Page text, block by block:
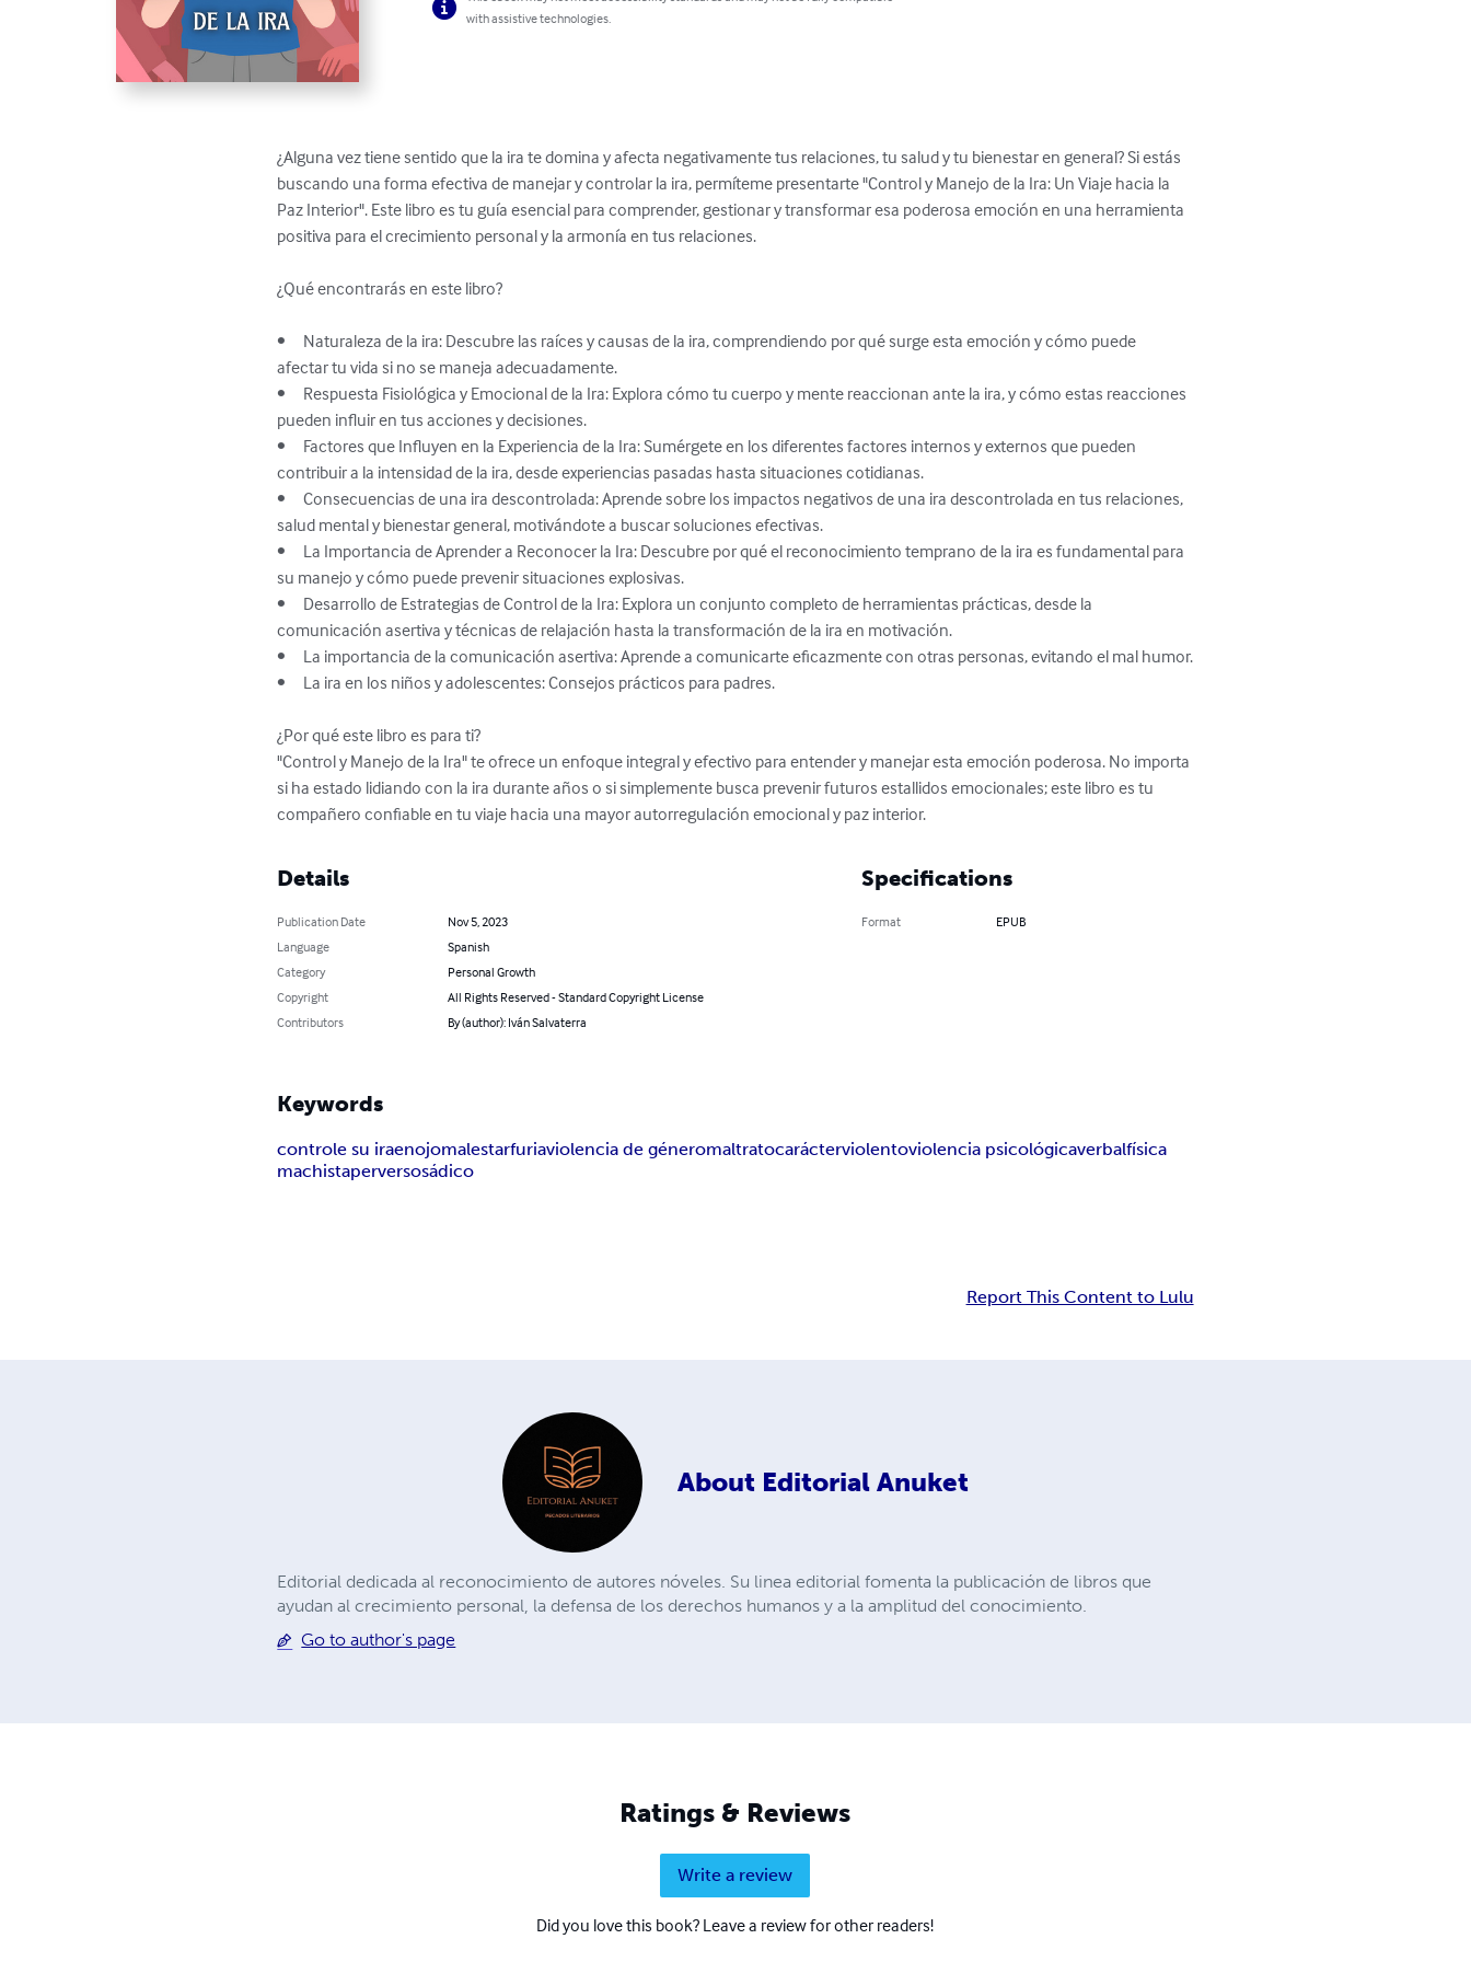
with assistive technologies.
¿Alguna vez tiene sentido que la ira te domina y afecta negativamente tus relaciones, tu salud y tu bienestar en general? Si estás
buscando una forma efectiva de manejar y controlar la ira, permíteme presentarte "Control y Manejo de la Ira: Un Viaje hacia la
Paz Interior". Este libro es tu guía esencial para comprender, gestionar y transformar esa poderosa emoción en una herramienta
positiva para el crecimiento personal y la armonía en tus relaciones.
¿Qué encontrarás en este libro?
•	Naturaleza de la ira: Descubre las raíces y causas de la ira, comprendiendo por qué surge esta emoción y cómo puede
afectar tu vida si no se maneja adecuadamente.
•	Respuesta Fisiológica y Emocional de la Ira: Explora cómo tu cuerpo y mente reaccionan ante la ira, y cómo estas reacciones
pueden influir en tus acciones y decisiones.
•	Factores que Influyen en la Experiencia de la Ira: Sumérgete en los diferentes factores internos y externos que pueden
contribuir a la intensidad de la ira, desde experiencias pasadas hasta situaciones cotidianas.
•	Consecuencias de una ira descontrolada: Aprende sobre los impactos negativos de una ira descontrolada en tus relaciones,
salud mental y bienestar general, motivándote a buscar soluciones efectivas.
•	La Importancia de Aprender a Reconocer la Ira: Descubre por qué el reconocimiento temprano de la ira es fundamental para
su manejo y cómo puede prevenir situaciones explosivas.
•	Desarrollo de Estrategias de Control de la Ira: Explora un conjunto completo de herramientas prácticas, desde la
comunicación asertiva y técnicas de relajación hasta la transformación de la ira en motivación.
•	La importancia de la comunicación asertiva: Aprende a comunicarte eficazmente con otras personas, evitando el mal humor.
•	La ira en los niños y adolescentes: Consejos prácticos para padres.
¿Por qué este libro es para ti?
"Control y Manejo de la Ira" te ofrece un enfoque integral y efectivo para entender y manejar esta emoción poderosa. No importa
si ha estado lidiando con la ira durante años o si simplemente busca prevenir futuros estallidos emocionales; este libro es tu
compañero confiable en tu viaje hacia una mayor autorregulación emocional y paz interior.
Details
Publication Date
Nov 5, 2023
Language
Spanish
Category
Personal Growth
Copyright
All Rights Reserved - Standard Copyright License
Contributors
By (author): Iván Salvaterra
Specifications
Format EPUB
Keywords
controle su iraenojomalestarfuriaviolencia de géneromaltratocarácterviolentoviolencia psicológicaverbalfísica
machistaperversosádico
Report This Content to Lulu
About Editorial Anuket
Editorial dedicada al reconocimiento de autores nóveles. Su linea editorial fomenta la publicación de libros que
ayudan al crecimiento personal, la defensa de los derechos humanos y a la amplitud del conocimiento.
Go to author's page
Ratings & Reviews
Write a review
Did you love this book? Leave a review for other readers!